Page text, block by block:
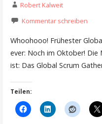
Robert Kalweit
Kommentar schreiben
Whoohooo! Frühester
ever: Noch im Oktober!
ist: Das Global Scrum
Teilen: